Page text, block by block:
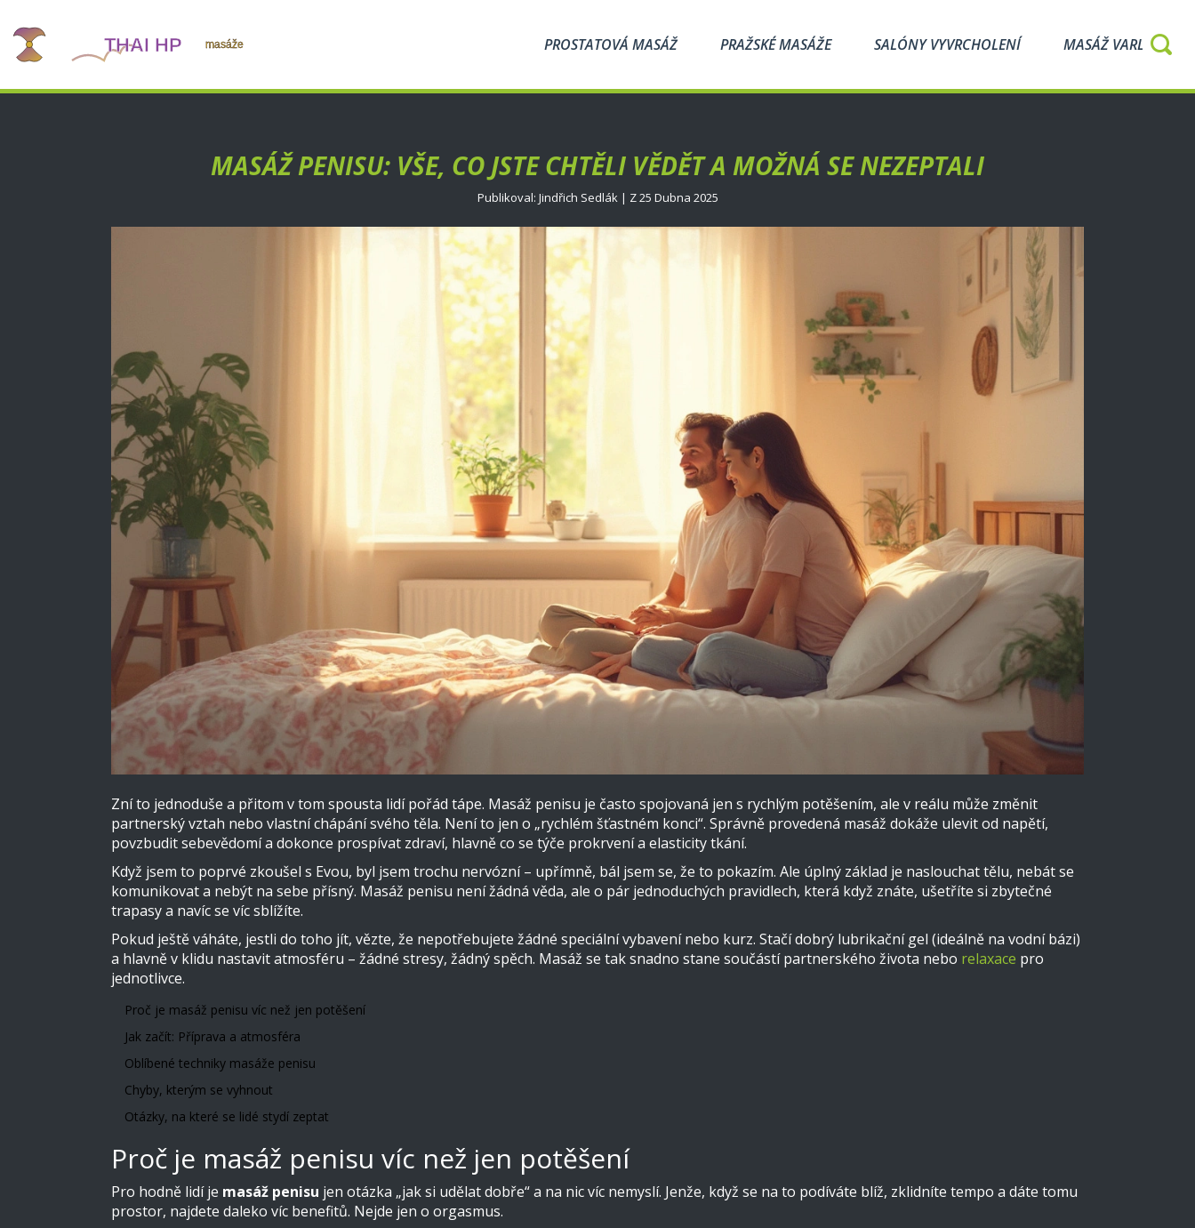
PROSTATOVÁ MASÁŽ PRAŽSKÉ MASÁŽE SALÓNY VYVRCHOLENÍ MASÁŽ VARLAT
MASÁŽ PENISU: VŠE, CO JSTE CHTĚLI VĚDĚT A MOŽNÁ SE NEZEPTALI
Publikoval: Jindřich Sedlák | Z 25 Dubna 2025
Zní to jednoduše a přitom v tom spousta lidí pořád tápe. Masáž penisu je často spojovaná jen s rychlým potěšením, ale v reálu může změnit
partnerský vztah nebo vlastní chápání svého těla. Není to jen o „rychlém šťastném konci“. Správně provedená masáž dokáže ulevit od napětí,
povzbudit sebevědomí a dokonce prospívat zdraví, hlavně co se týče prokrvení a elasticity tkání.
Když jsem to poprvé zkoušel s Evou, byl jsem trochu nervózní – upřímně, bál jsem se, že to pokazím. Ale úplný základ je naslouchat tělu, nebát se
komunikovat a nebýt na sebe přísný. Masáž penisu není žádná věda, ale o pár jednoduchých pravidlech, která když znáte, ušetříte si zbytečné
trapasy a navíc se víc sblížíte.
Pokud ještě váháte, jestli do toho jít, vězte, že nepotřebujete žádné speciální vybavení nebo kurz. Stačí dobrý lubrikační gel (ideálně na vodní bázi)
a hlavně v klidu nastavit atmosféru – žádné stresy, žádný spěch. Masáž se tak snadno stane součástí partnerského života nebo relaxace pro
jednotlivce.
Proč je masáž penisu víc než jen potěšení
Jak začít: Příprava a atmosféra
Oblíbené techniky masáže penisu
Chyby, kterým se vyhnout
Otázky, na které se lidé stydí zeptat
Proč je masáž penisu víc než jen potěšení
Pro hodně lidí je masáž penisu jen otázka „jak si udělat dobře“ a na nic víc nemyslí. Jenže, když se na to podíváte blíž, zklidníte tempo a dáte tomu
prostor, najdete daleko víc benefitů. Nejde jen o orgasmus.